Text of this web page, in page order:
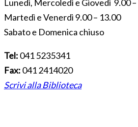
Lunedì, Mercoledì e Giovedì 9.00
Martedì e Venerdì 9.00 – 13.00
Sabato e Domenica chiuso
Tel: 041 5235341
Fax: 041 2414020
Scrivi alla Biblioteca